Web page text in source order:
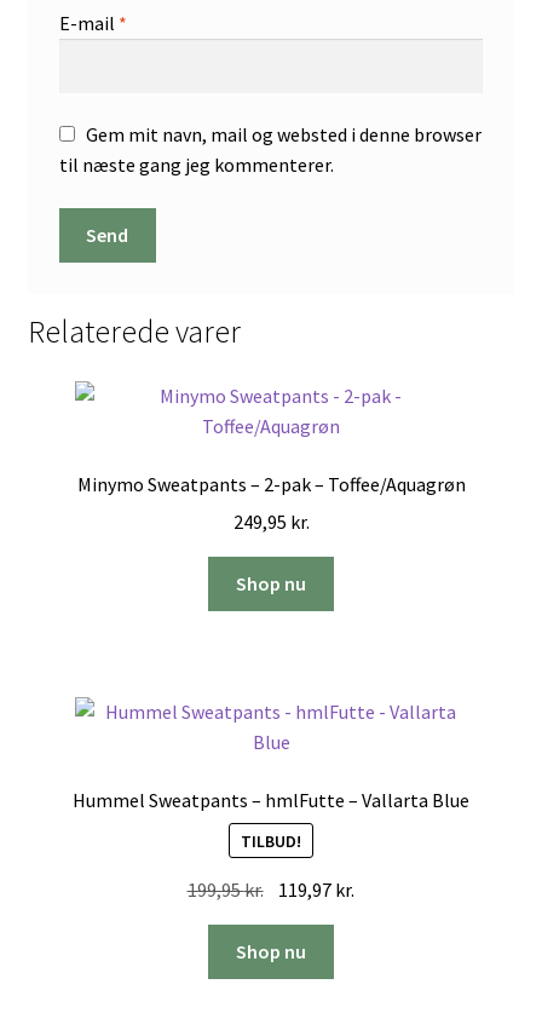
E-mail *
Gem mit navn, mail og websted i denne browser
til næste gang jeg kommenterer.
Relaterede varer
Minymo Sweatpants – 2-pak – Toffee/Aquagrøn
249,95 kr.
Shop nu
Hummel Sweatpants – hmlFutte – Vallarta Blue
TILBUD!
199,95kr. Den
oprindelige
pris
var:
119,97 kr.
Shop nu